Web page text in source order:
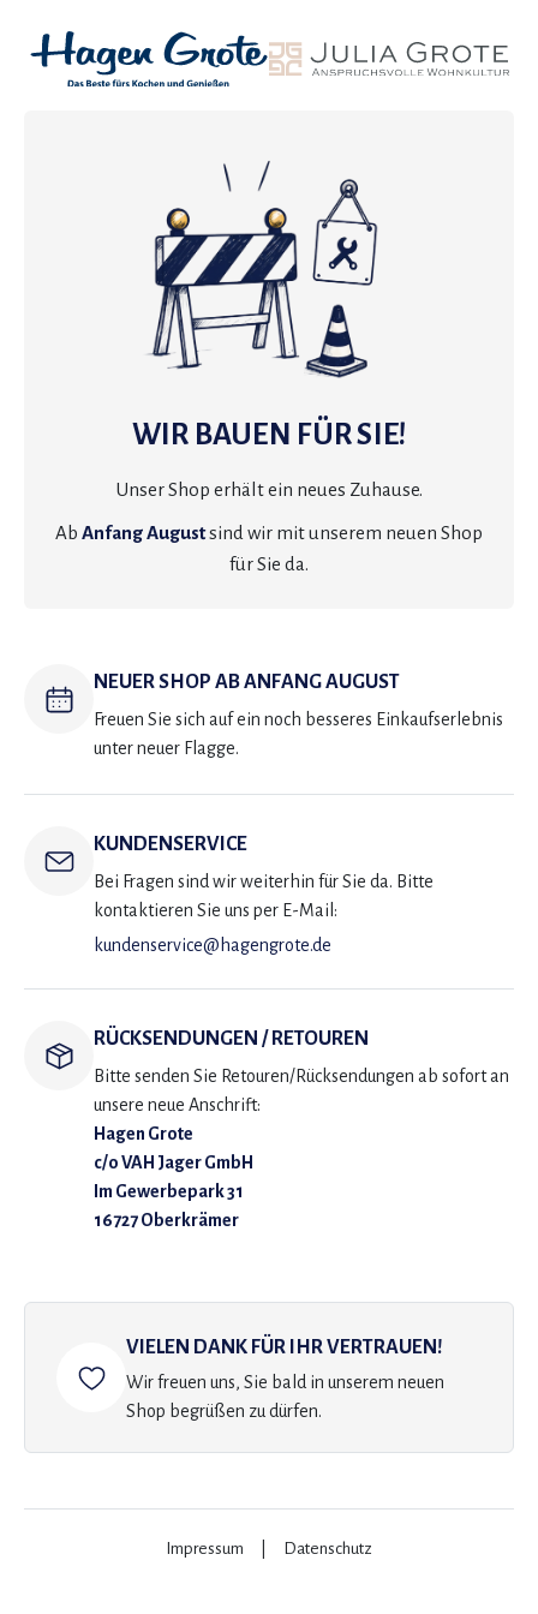
WIR BAUEN FÜR SIE!
Unser Shop erhält ein neues Zuhause.
Ab Anfang Augustsind wir mit unserem neuen Shop
für Sie da.
NEUER SHOP AB ANFANG AUGUST
Freuen Sie sich auf ein noch besseres Einkaufserlebnis
unter neuer Flagge.
KUNDENSERVICE
Bei Fragen sind wir weiterhin für Sie da. Bitte
kontaktieren Sie uns per E-Mail:
kundenservice@hagengrote.de
RÜCKSENDUNGEN / RETOUREN
Bitte senden Sie Retouren/Rücksendungen ab sofort an
unsere neue Anschrift:
Hagen Grote
c/o VAH Jager GmbH
Im Gewerbepark 31
16727 Oberkrämer
VIELEN DANK FÜR IHR VERTRAUEN!
Wir freuen uns, Sie bald in unserem neuen
Shop begrüßen zu dürfen.
Impressum Datenschutz